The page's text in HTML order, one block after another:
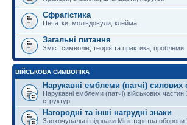
Сфрагістика
Печатки, молівдовули, клейма
Загальні питання
Зміст символів; теорія та практика; проблеми
ВІЙСЬКОВА СИМВОЛІКА
Нарукавні емблеми (патчі) силових
Нарукавні емблеми (патчі) військових
структур
Нагородні та інші нагрудні знаки
Заохочувальні відзнаки Міністерства